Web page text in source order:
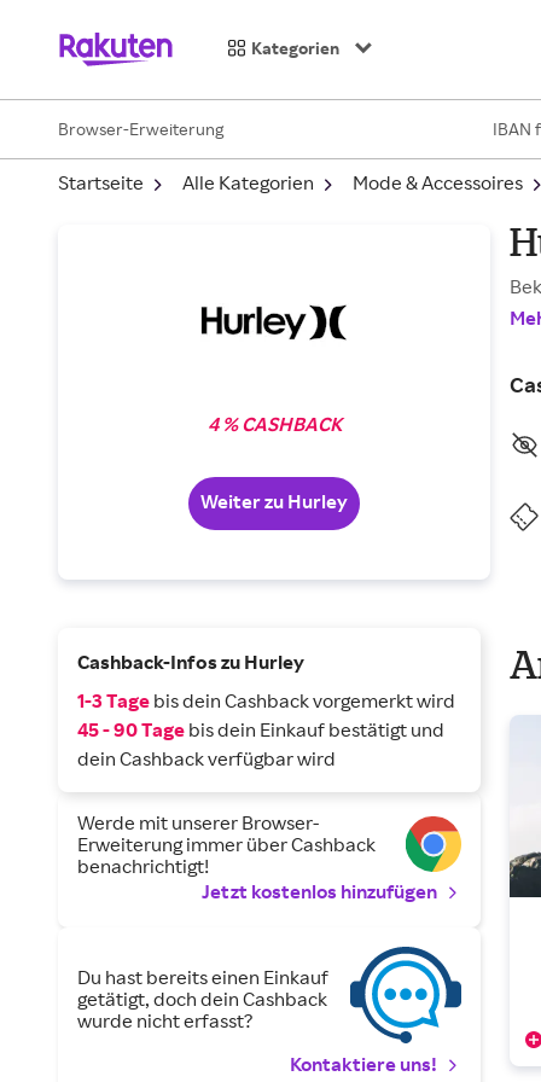
Kategorien
Browser-Erweiterung IBAN
Startseite Alle Kategorien Mode & Accessoires
4 % CASHBACK
Weiter zu Hurley
Cashback-Infos zu Hurley
1-3 Tage bis dein Cashback vorgemerkt wird
45 - 90 Tage bis dein Einkauf bestätigt und
dein Cashback verfügbar wird
Werde mit unserer Browser-
Erweiterung immer über Cashback
benachrichtigt!
Jetzt kostenlos hinzufügen
Du hast bereits einen Einkauf
getätigt, doch dein Cashback
wurde nicht erfasst?
Kontaktiere uns!